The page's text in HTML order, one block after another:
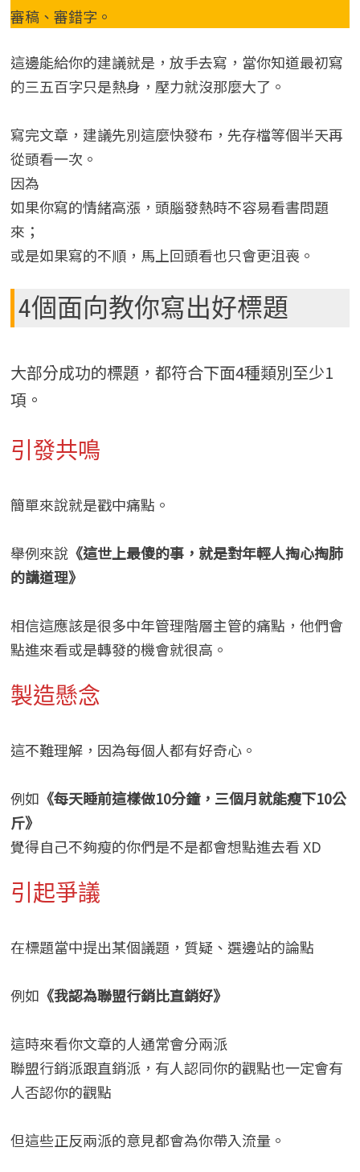
審稿、審錯字。
這邊能給你的建議就是，放手去寫，當你知道最初寫
的三五百字只是熱身，壓力就沒那麼大了。
寫完文章，建議先別這麼快發布，先存檔等個半天再
從頭看一次。
因為
如果你寫的情緒高漲，頭腦發熱時不容易看書問題
來；
或是如果寫的不順，馬上回頭看也只會更沮喪。
4個面向教你寫出好標題
大部分成功的標題，都符合下面4種類別至少1
項。
引發共鳴
簡單來說就是戳中痛點。
舉例來說《這世上最傻的事，就是對年輕人掏心掏肺
的講道理》
相信這應該是很多中年管理階層主管的痛點，他們會
點進來看或是轉發的機會就很高。
製造懸念
這不難理解，因為每個人都有好奇心。
例如 《每天睡前這樣做10分鐘，三個月就能瘦下10公
斤》
覺得自己不夠瘦的你們是不是都會想點進去看 XD
引起爭議
在標題當中提出某個議題，質疑、選邊站的論點
例如 《我認為聯盟行銷比直銷好》
這時來看你文章的人通常會分兩派
聯盟行銷派跟直銷派，有人認同你的觀點也一定會有
人否認你的觀點
但這些正反兩派的意見都會為你帶入流量。